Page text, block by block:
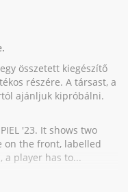
összetett kiegészítő
részére. A társast, a
ajánljuk kipróbálni.
'23. It shows two
on the front, labelled
a player has to...